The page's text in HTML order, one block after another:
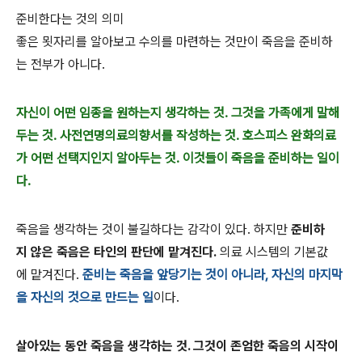
준비한다는 것의 의미
좋은 묏자리를 알아보고 수의를 마련하는 것만이 죽음을 준비하
는 전부가 아니다.
자신이 어떤 임종을 원하는지 생각하는 것. 그것을 가족에게 말해
두는 것. 사전연명의료의향서를 작성하는 것. 호스피스 완화의료
가 어떤 선택지인지 알아두는 것. 이것들이 죽음을 준비하는 일이
다.
죽음을 생각하는 것이 불길하다는 감각이 있다. 하지만 준비하
지 않은 죽음은 타인의 판단에 맡겨진다. 의료 시스템의 기본값
에 맡겨진다. 준비는 죽음을 앞당기는 것이 아니라, 자신의 마지막
을 자신의 것으로 만드는 일이다.
살아있는 동안 죽음을 생각하는 것. 그것이 존엄한 죽음의 시작이